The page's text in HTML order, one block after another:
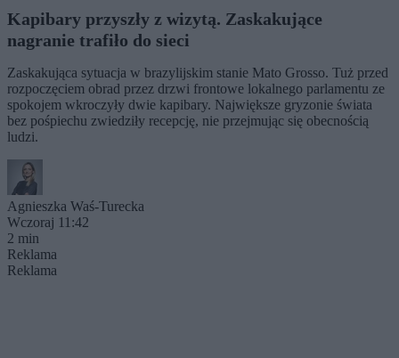
Kapibary przyszły z wizytą. Zaskakujące
nagranie trafiło do sieci
Zaskakująca sytuacja w brazylijskim stanie Mato Grosso. Tuż przed
rozpoczęciem obrad przez drzwi frontowe lokalnego parlamentu ze
spokojem wkroczyły dwie kapibary. Największe gryzonie świata
bez pośpiechu zwiedziły recepcję, nie przejmując się obecnością
ludzi.
Agnieszka Waś-Turecka
Wczoraj 11:42
2 min
Reklama
Reklama